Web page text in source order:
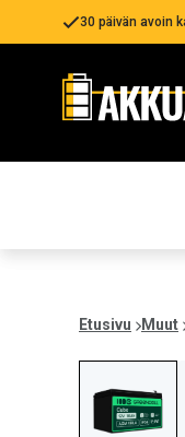
30 päivän avoin
Etusivu Muut